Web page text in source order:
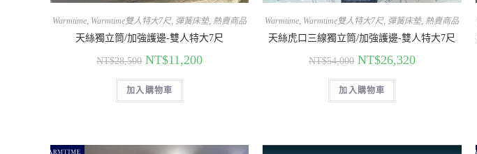
Warmtime, Warmtime雙人特大7尺, 彈簧床墊, 熱賣商品
天絲獨立筒/加強護邊-雙人特大7尺
NT$28,500 NT$11,200
加入購物車
Warmtime, Warmtime雙人特大7尺, 彈簧床墊, 熱賣商品
天絲虎口三線獨立筒/加強護邊-雙人特大7尺
NT$54,000 NT$26,320
加入購物車